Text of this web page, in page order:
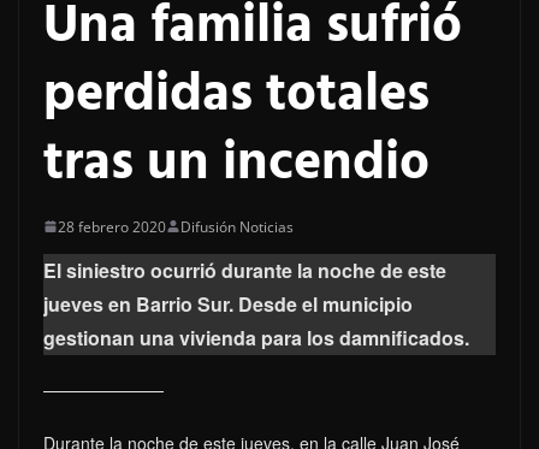
Una familia sufrió
perdidas totales
tras un incendio
28 febrero 2020 Difusión Noticias
El siniestro ocurrió durante la noche de este
jueves en Barrio Sur. Desde el municipio
gestionan una vivienda para los damnificados.
Durante la noche de este jueves, en la calle Juan José